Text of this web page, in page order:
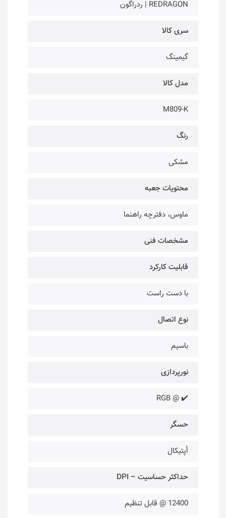
REDRAGON | ردراگون
سری کالا
گیمینگ
مدل کالا
M809-K
رنگ
مشکی
محتویات جعبه
ماوس، دفترچه راهنما
مشخصات فنی
قابلیت کارکرد
با دست راست
نوع اتصال
باسیم
نورپردازی
✔️ @ RGB
حسگر
اُپتیکال
حداکثر حساسیت – DPI
12400 @ قابل تنظیم